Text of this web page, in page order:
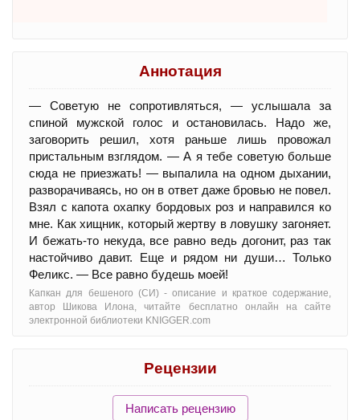
Аннотация
— Советую не сопротивляться, — услышала за
спиной мужской голос и остановилась. Надо же,
заговорить решил, хотя раньше лишь провожал
пристальным взглядом. — А я тебе советую больше
сюда не приезжать! — выпалила на одном дыхании,
разворачиваясь, но он в ответ даже бровью не повел.
Взял с капота охапку бордовых роз и направился ко
мне. Как хищник, который жертву в ловушку загоняет.
И бежать-то некуда, все равно ведь догонит, раз так
настойчиво давит. Еще и рядом ни души… Только
Феликс. — Все равно будешь моей!
Капкан для бешеного (СИ) - oписание и краткое содержание,
автор Шикова Илона, читайте бесплатно онлайн на сайте
электронной библиотеки KNIGGER.com
Рецензии
Написать рецензию